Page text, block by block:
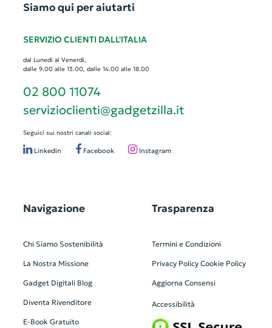
Siamo qui per aiutarti
SERVIZIO CLIENTI DALL'ITALIA
dal Lunedì al Venerdì,
dalle 9.00 alle 13.00, dalle 14.00 alle 18.00
02 800 11074
servizioclienti@gadgetzilla.it
Seguici sui nostri canali social:
Linkedin Facebook Instagram
Navigazione
Chi Siamo Sostenibilità
La Nostra Missione
Gadget Digitali Blog
Diventa Rivenditore
E-Book Gratuito
Trasparenza
Termini e Condizioni
Privacy Policy Cookie Policy
Aggiorna Consensi
Accessibilità